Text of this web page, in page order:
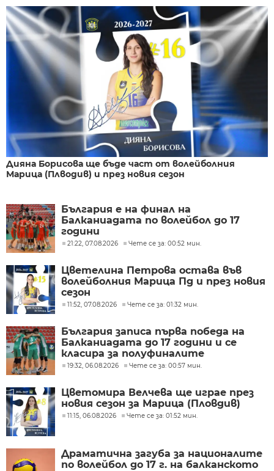
Дияна Борисова ще бъде част от волейболния
Марица (Плводив) и през новия сезон
България е на финал на
Балканиадата по волейбол до 17
години
21:22, 07.08.2026 Чете се за: 00:52 мин.
Цветелина Петрова остава във
волейболния Марица Пд и през новия
сезон
11:52, 07.08.2026 Чете се за: 01:32 мин.
България записа първа победа на
Балканиадата до 17 години и се
класира за полуфиналите
19:32, 06.08.2026 Чете се за: 00:57 мин.
Цветомира Велчева ще играе през
новия сезон за Марица (Пловдив)
11:15, 06.08.2026 Чете се за: 01:52 мин.
Драматична загуба за националите
по волейбол до 17 г. на балканското